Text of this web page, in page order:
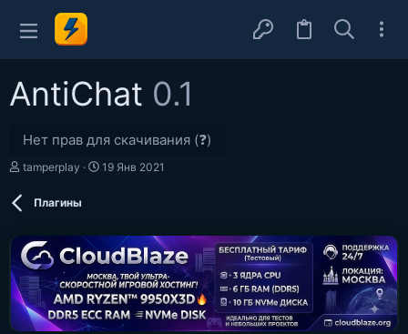
AntiChat 0.1
Нет прав для скачивания (❓)
А
tamperplay
Д
о
з
д
а
н
и
я
19 Янв 2021
Плагины